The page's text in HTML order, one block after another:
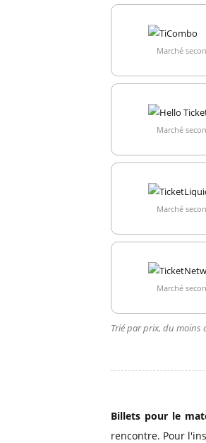
Marché
Marché
Marché
Marché
Trié par prix, du moins
Billets pour le
rencontre. Pour